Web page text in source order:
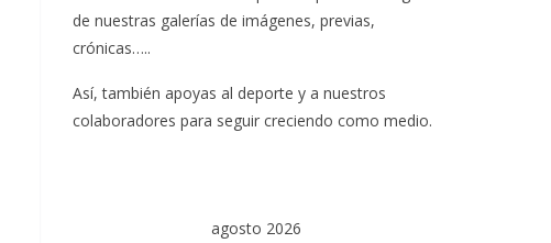
de nuestras galerías de imágenes, previas,
crónicas…..
Así, también apoyas al deporte y a nuestros
colaboradores para seguir creciendo como medio.
agosto 2026